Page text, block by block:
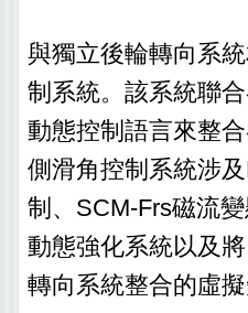
與獨立後輪轉向系
制系統。該系統聯
動態控制語言來整
側滑角控制系統涉
制、SCM-Frs磁流
動態強化系統以及
轉向系統整合的虛擬